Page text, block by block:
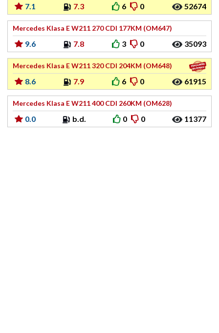
7.1 7.3 6 0 52674
Mercedes Klasa E W211 270 CDI 177KM (OM647)
9.6 7.8 3 0 35093
Mercedes Klasa E W211 320 CDI 204KM (OM648)
8.6 7.9 6 0 61915
Mercedes Klasa E W211 400 CDI 260KM (OM628)
0.0 b.d. 0 0 11377